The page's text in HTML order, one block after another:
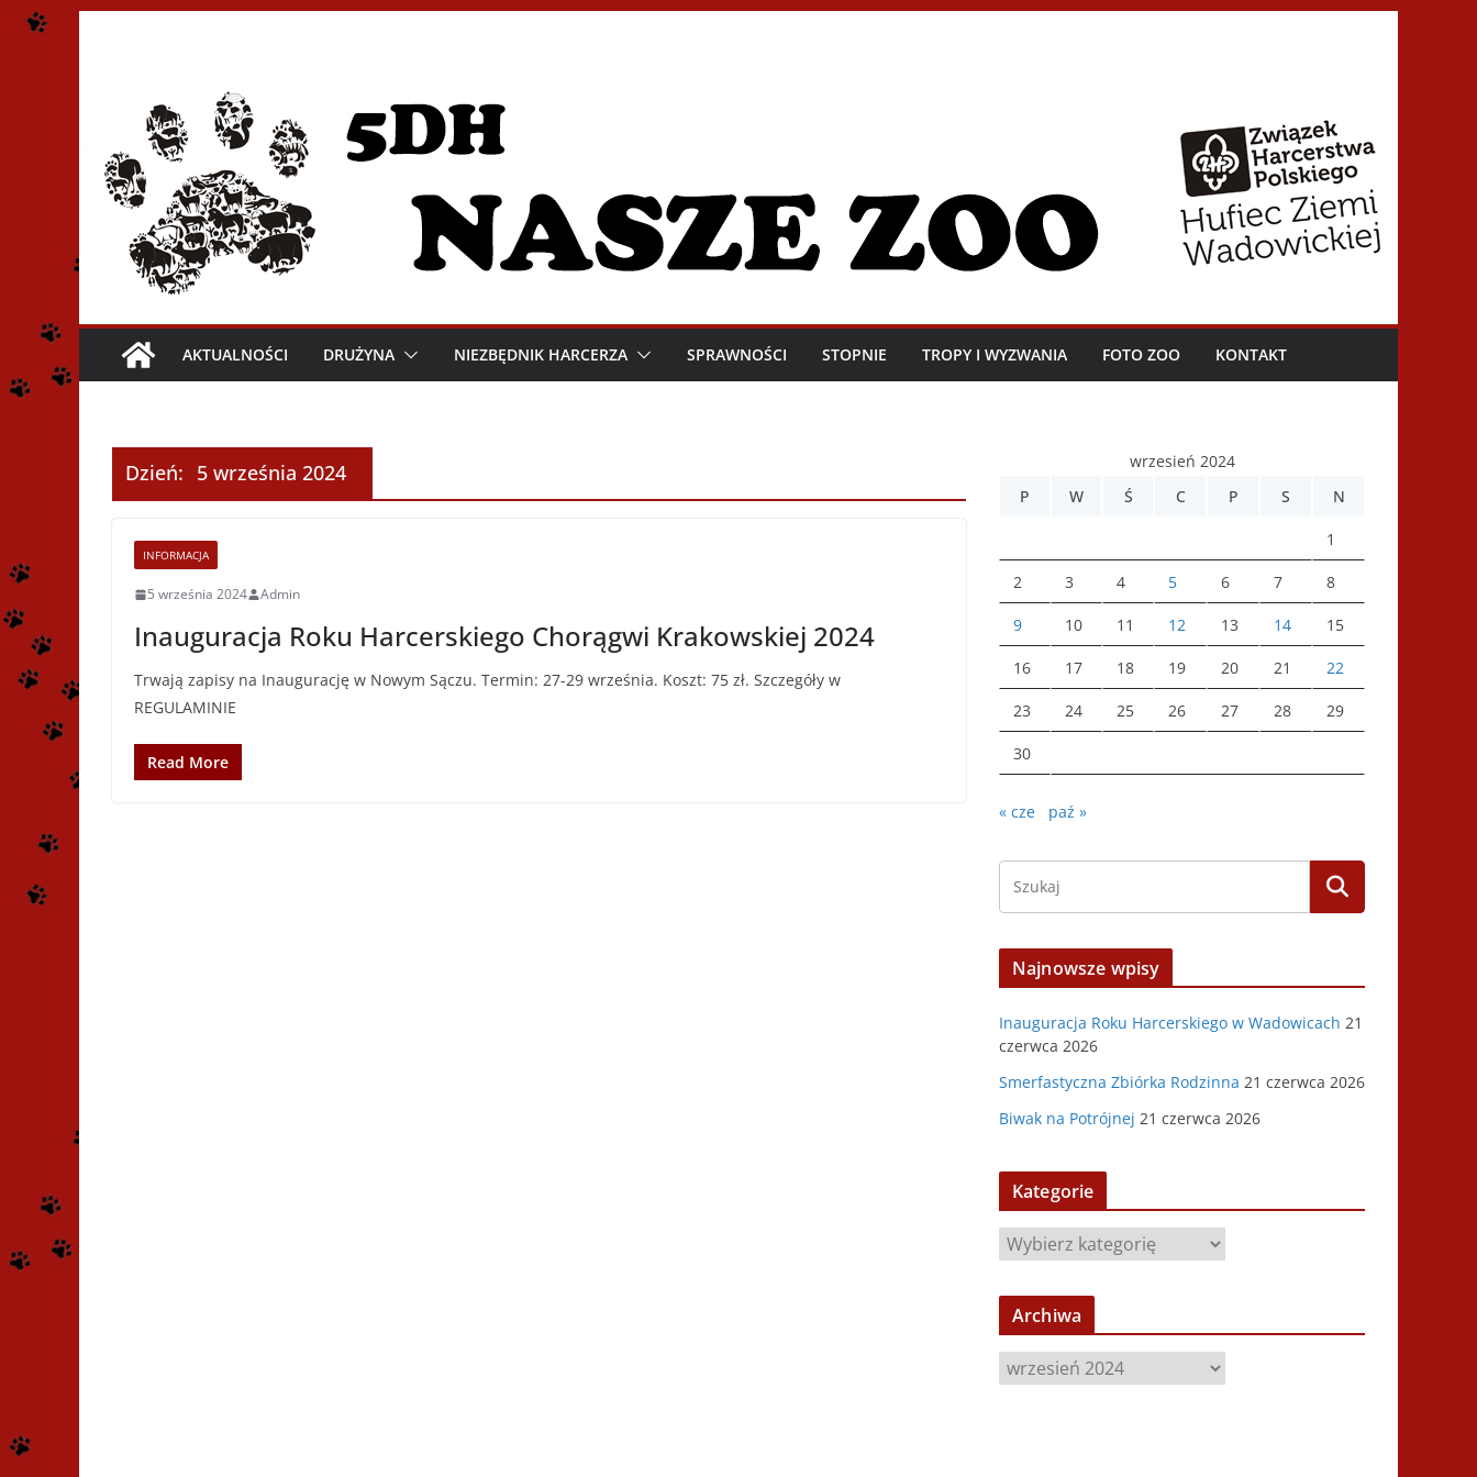
AKTUALNOŚCI DRUŻYNA NIEZBĘDNIK HARCERZA SPRAWNOŚCI STOPNIE TROPY I WYZWANIA FOTO ZOO KONTAKT
Dzień: 5 września 2024
INFORMACJA
5 września 2024 Admin
Inauguracja Roku Harcerskiego Chorągwi Krakowskiej 2024
Trwają zapisy na Inaugurację w Nowym Sączu. Termin: 27-29 września. Koszt: 75 zł. Szczegóły w
REGULAMINIE
Read More
wrzesień 2024
P
W Ś C P S N
1
2 3 4 5 6 7 8
9 10 11 12 13 14 15
16 17 18 19 20 21 22
23 24 25 26 27 28 29
30
« cze paź »
Najnowsze wpisy
Inauguracja Roku Harcerskiego w Wadowicach 21
czerwca 2026
Smerfastyczna Zbiórka Rodzinna 21 czerwca 2026
Biwak na Potrójnej 21 czerwca 2026
Kategorie
K
a
t
g
Archiwa
A
r